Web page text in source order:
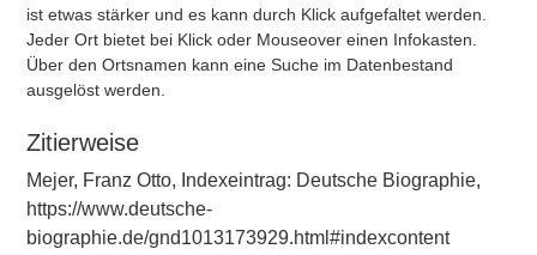
ist etwas stärker und es kann durch Klick aufgefaltet werden.
Jeder Ort bietet bei Klick oder Mouseover einen Infokasten.
Über den Ortsnamen kann eine Suche im Datenbestand
ausgelöst werden.
Zitierweise
Mejer, Franz Otto, Indexeintrag: Deutsche Biographie,
https://www.deutsche-
biographie.de/gnd1013173929.html#indexcontent